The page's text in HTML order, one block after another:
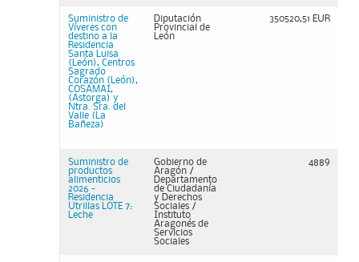
Suministro de
Víveres con
destino a la
Residencia
Santa Luisa
(León), Centros
Sagrado
Corazón (León),
COSAMAI,
(Astorga) y
Ntra. Sra. del
Valle (La
Bañeza)
Diputación
Provincial de
León
350520,51 EUR
Suministro de
productos
alimenticios
2026 -
Residencia
Utrillas LOTE 7:
Leche
Gobierno de
Aragón /
Departamento
de Ciudadanía
y Derechos
Sociales /
Instituto
Aragonés de
Servicios
Sociales
4889